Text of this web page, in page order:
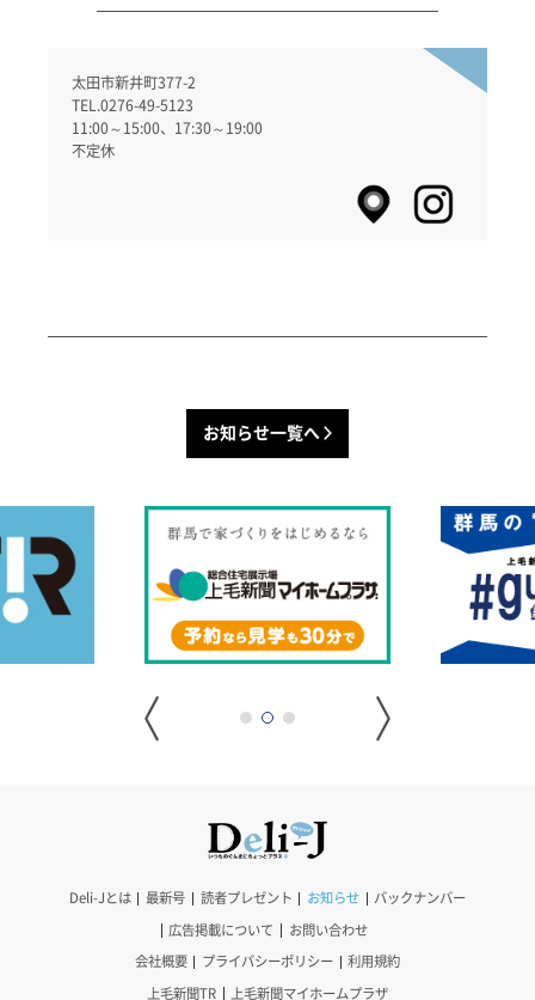
太田市新井町377-2
TEL.0276-49-5123
11:00～15:00、17:30～19:00
不定休
お知らせ一覧へ
Deli-Jとは 最新号 読者プレゼント お知らせ
バックナンバー
広告掲載について
お問い合わせ
会社概要
プライバシーポリシー
利用規約
上毛新聞TR
上毛新聞マイホームプラザ